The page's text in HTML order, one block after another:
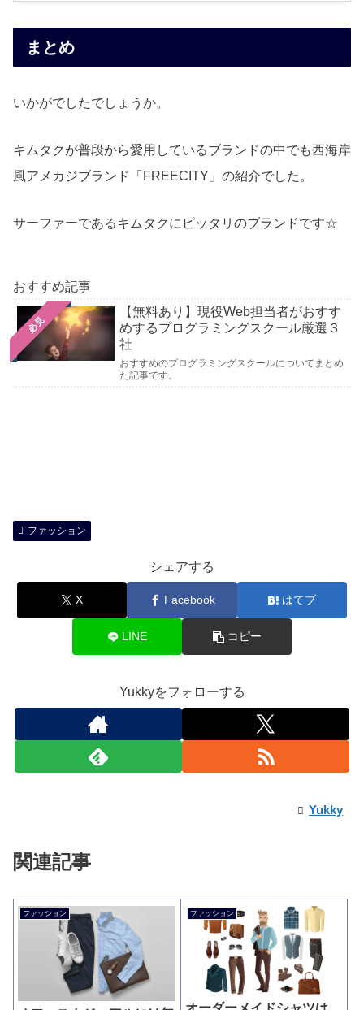
まとめ
いかがでしたでしょうか。
キムタクが普段から愛用しているブランドの中でも西海岸
風アメカジブランド「FREECITY」の紹介でした。
サーファーであるキムタクにピッタリのブランドです☆
おすすめ記事
必見
【無料あり】現役Web担当者がおすす
めするプログラミングスクール厳選３
社
おすすめのプログラミングスクールについてまとめ
た記事です。
ファッション
シェアする
X Facebook はてブ
LINE コピー
Yukkyをフォローする
Yukky
関連記事
ファッション ファッション